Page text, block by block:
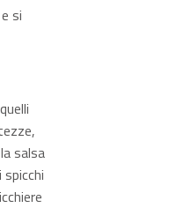
si
salsa